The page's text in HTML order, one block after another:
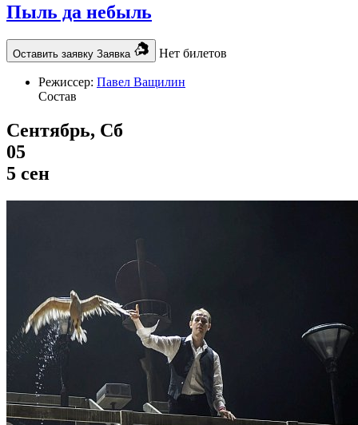
Пыль да небыль
Оставить заявку Заявка Нет билетов
Режиссер: Павел Ващилин
Состав
Сентябрь, Сб
05
5 сен